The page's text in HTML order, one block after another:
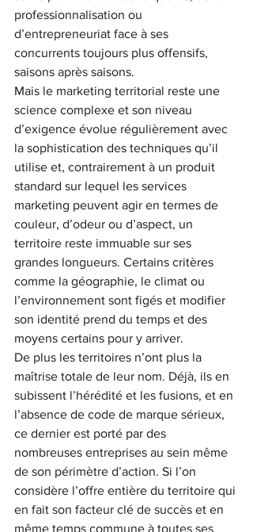
professionnalisation ou
d’entrepreneuriat face à ses
concurrents toujours plus offensifs,
saisons après saisons.
Mais le marketing territorial reste une
science complexe et son niveau
d’exigence évolue régulièrement avec
la sophistication des techniques qu’il
utilise et, contrairement à un produit
standard sur lequel les services
marketing peuvent agir en termes de
couleur, d’odeur ou d’aspect, un
territoire reste immuable sur ses
grandes longueurs. Certains critères
comme la géographie, le climat ou
l’environnement sont figés et modifier
son identité prend du temps et des
moyens certains pour y arriver.
De plus les territoires n’ont plus la
maîtrise totale de leur nom. Déjà, ils en
subissent l’hérédité et les fusions, et en
l’absence de code de marque sérieux,
ce dernier est porté par des
nombreuses entreprises au sein même
de son périmètre d’action. Si l’on
considère l’offre entière du territoire qui
en fait son facteur clé de succès et en
même temps commune à toutes ses